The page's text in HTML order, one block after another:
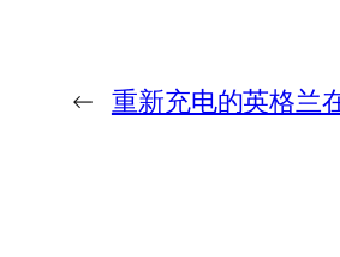
← 重新充电的英格兰